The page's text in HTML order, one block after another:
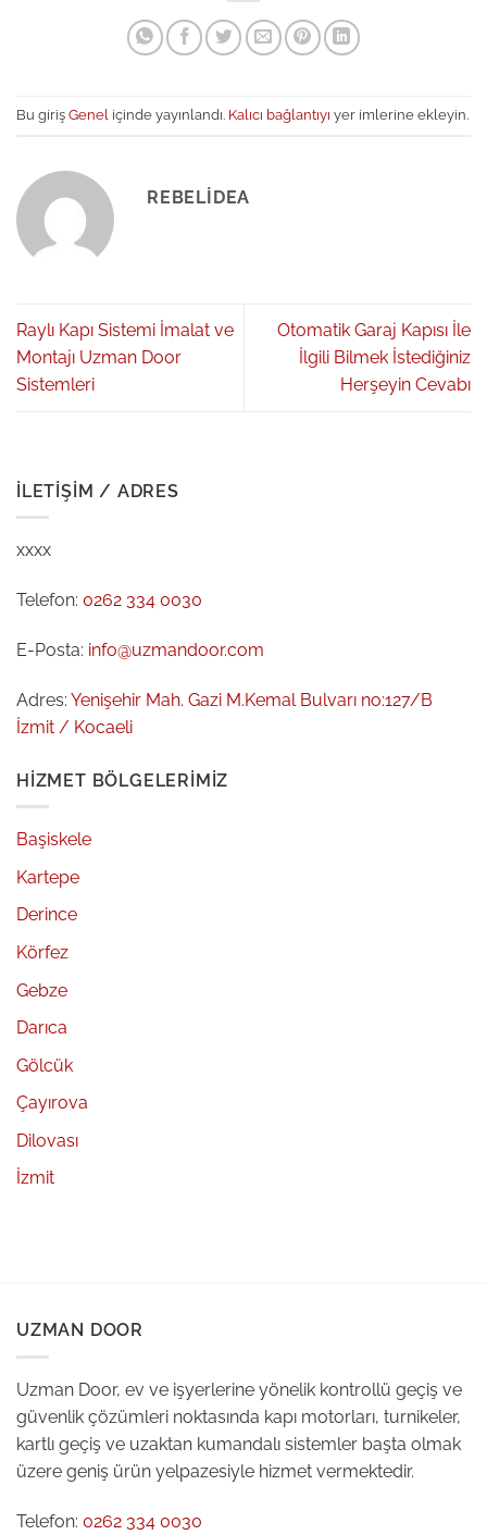
Bu giriş Genel içinde yayınlandı. Kalıcı bağlantıyı yer imlerine ekleyin.
REBELIDEA
Raylı Kapı Sistemi İmalat ve
Montajı Uzman Door
Sistemleri
Otomatik Garaj Kapısı İle
İlgili Bilmek İstediğiniz
Herşeyin Cevabı
İLETIŞIM / ADRES
xxxx
Telefon: 0262 334 0030
E-Posta: info@uzmandoor.com
Adres: Yenişehir Mah. Gazi M.Kemal Bulvarı no:127/B
İzmit / Kocaeli
HIZMET BÖLGELERIMIZ
Başiskele
Kartepe
Derince
Körfez
Gebze
Darıca
Gölcük
Çayırova
Dilovası
İzmit
UZMAN DOOR
Uzman Door, ev ve işyerlerine yönelik kontrollü geçiş ve
güvenlik çözümleri noktasında kapı motorları, turnikeler,
kartlı geçiş ve uzaktan kumandalı sistemler başta olmak
üzere geniş ürün yelpazesiyle hizmet vermektedir.
Telefon: 0262 334 0030